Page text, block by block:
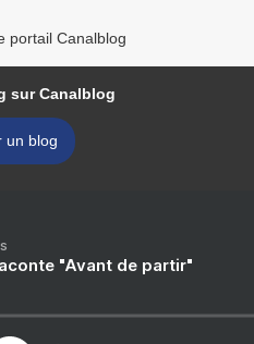
portail Canalblog
sur Canalblog
un blog
"Avant de partir"